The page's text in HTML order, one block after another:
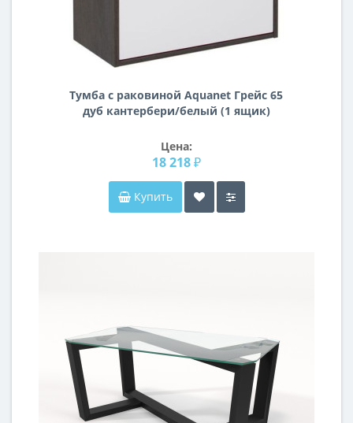
Тумба с раковиной Aquanet Грейс 65
дуб кантербери/белый (1 ящик)
Цена:
18 218 ₽
Купить